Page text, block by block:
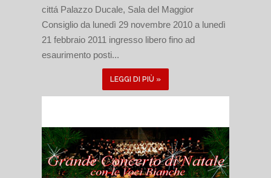
cittá Palazzo Ducale, Sala del Maggior
Consiglio da lunedì 29 novembre 2010 a lunedì
21 febbraio 2011 ingresso libero fino ad
esaurimento posti...
LEGGI DI PIÙ »